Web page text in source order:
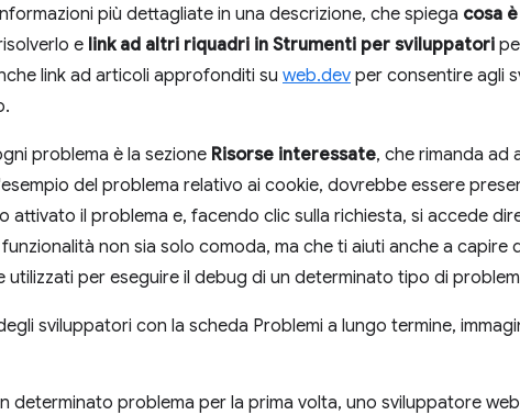
più dettagliate in una descrizione, che spiega cosa
e link ad altri riquadri in Strumenti per sviluppatori
link ad articoli approfonditi su web.dev per consentire agli
problema è la sezione Risorse interessate, che rimanda ad
del problema relativo ai cookie, dovrebbe essere
attivato il problema e, facendo clic sulla richiesta, si accede
non sia solo comoda, ma che ti aiuti anche a capire
utilizzati per eseguire il debug di un determinato tipo di
sviluppatori con la scheda Problemi a lungo termine,
determinato problema per la prima volta, uno sviluppatore